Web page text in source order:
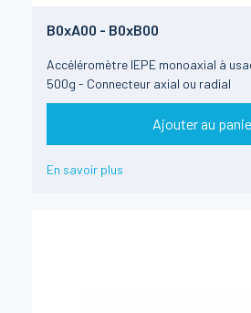
B0xA00 - B0xB00
Accéléromètre IEPE monoaxial à
500g - Connecteur axial ou radial
Ajouter au
En savoir plus